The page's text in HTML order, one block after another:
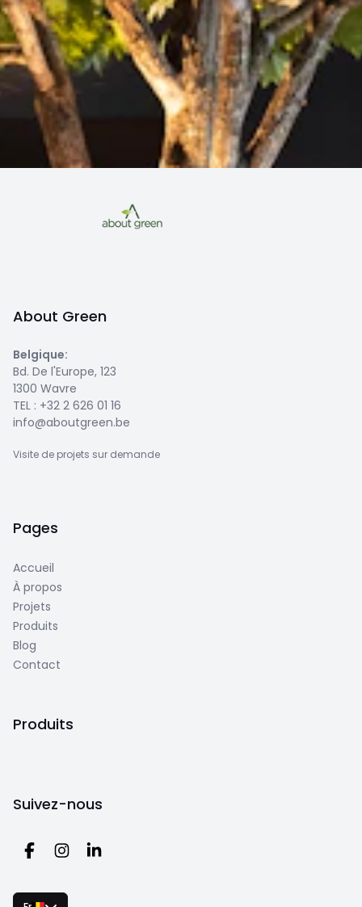
About Green
Belgique:
Bd. De l'Europe, 123
1300 Wavre
TEL : +32 2 626 01 16
info@aboutgreen.be
Visite de projets sur demande
Pages
Accueil
À propos
Projets
Produits
Blog
Contact
Produits
Suivez-nous